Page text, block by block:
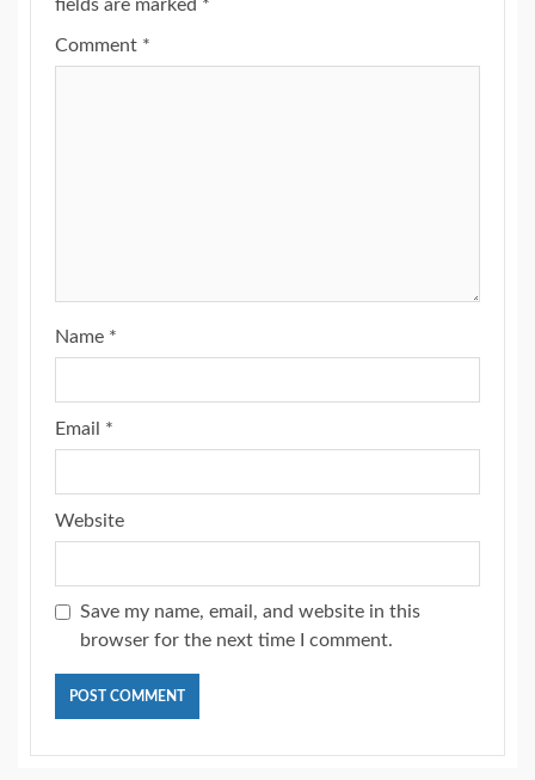
fields are marked *
Comment *
Name *
Email *
Website
Save my name, email, and website in this
browser for the next time I comment.